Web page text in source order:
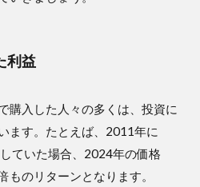
利益
購入した人々の多くは、投資に
ます。たとえば、2011年に
ていた場合、2024年の価格
のリターンとなります。